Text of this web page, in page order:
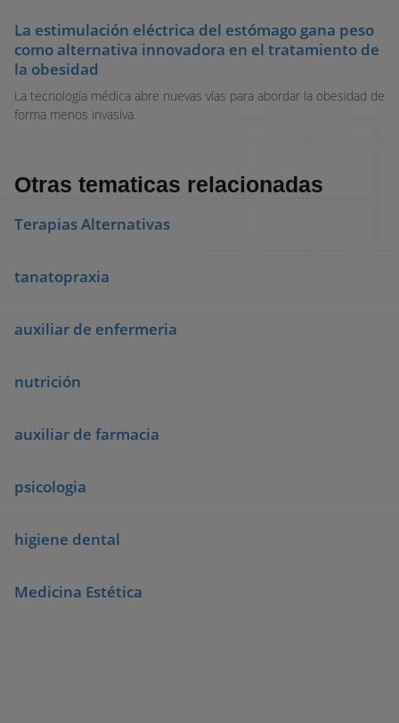
La estimulación eléctrica del estómago gana peso
como alternativa innovadora en el tratamiento de
la obesidad
La tecnología médica abre nuevas vías para abordar la obesidad de
forma menos invasiva.
Otras tematicas relacionadas
Terapias Alternativas
tanatopraxia
auxiliar de enfermeria
nutrición
auxiliar de farmacia
psicologia
higiene dental
Medicina Estética